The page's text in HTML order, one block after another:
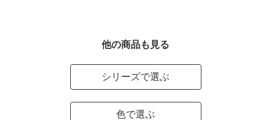
他の商品も見る
シリーズで選ぶ
色で選ぶ